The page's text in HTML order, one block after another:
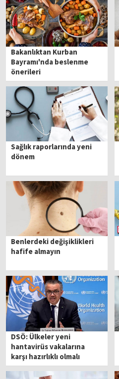
Bakanlıktan Kurban
Bayramı'nda beslenme
önerileri
Sağlık raporlarında yeni
dönem
Benlerdeki değişiklikleri
hafife almayın
DSÖ: Ülkeler yeni
hantavirüs vakalarına
karşı hazırlıklı olmalı